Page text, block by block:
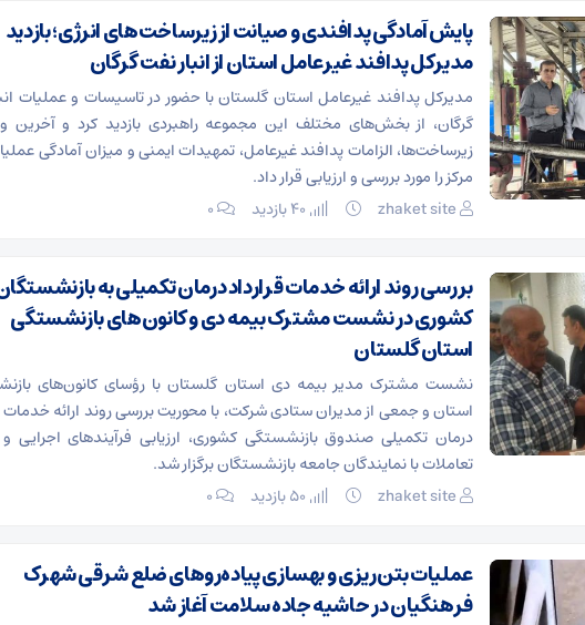
پایش آمادگی پدافندی و صیانت از زیرساخت‌های انرژی؛ بازدید
مدیرکل پدافند غیرعامل استان از انبار نفت گرگان
مدیرکل پدافند غیرعامل استان گلستان با حضور در تاسیسات و عملیات
گرگان، از بخش‌های مختلف این مجموعه راهبردی بازدید کرد و
زیرساخت‌ها، الزامات پدافند غیرعامل، تمهیدات ایمنی و میزان آمادگی
مرکز را مورد بررسی و ارزیابی قرار داد.
zhaket site
۰
بررسی روند ارائه خدمات قرارداد درمان تکمیلی به
کشوری در نشست مشترک بیمه دی و کانون‌های بازنشستگی
استان گلستان
نشست مشترک مدیر بیمه دی استان گلستان با رؤسای کانون‌های
استان و جمعی از مدیران ستادی شرکت، با محوریت بررسی روند ارائه خدمات
درمان تکمیلی صندوق بازنشستگی کشوری، ارزیابی فرآیندهای اجرایی
تعاملات با نمایندگان جامعه بازنشستگان برگزار شد.
zhaket site
۰
عملیات بتن‌ریزی و بهسازی پیاده‌روهای ضلع شرقی شهرک
فرهنگیان در حاشیه جاده سلامت آغاز شد